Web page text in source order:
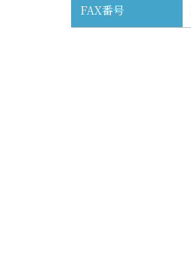
FAX番号